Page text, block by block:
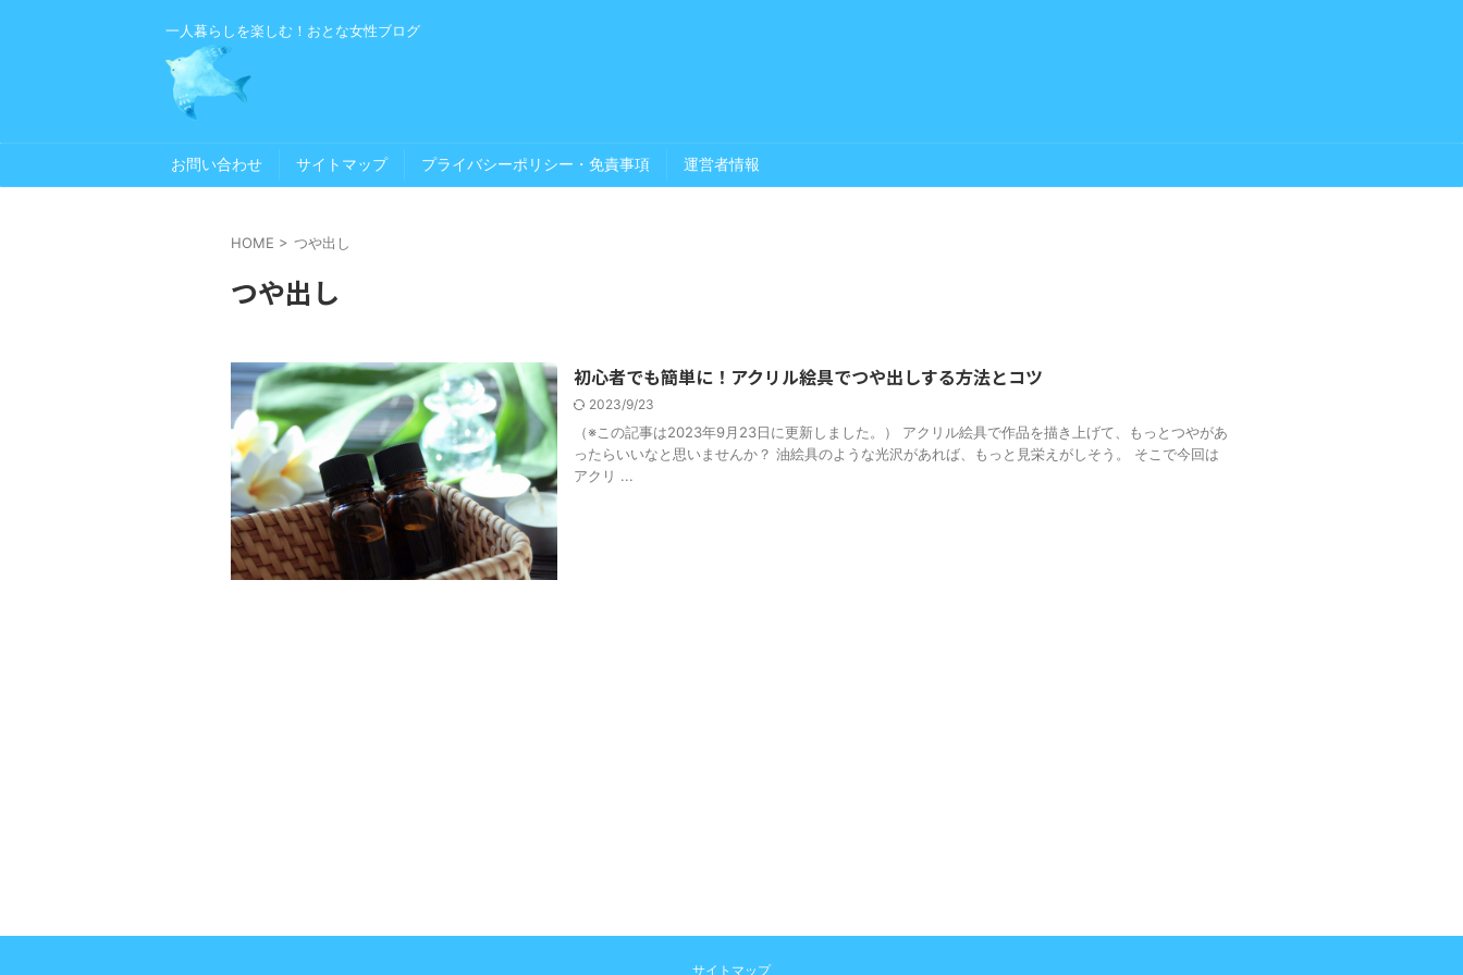
一人暮らしを楽しむ！おとな女性ブログ
お問い合わせ サイトマップ プライバシーポリシー・免責事項 運営者情報
HOME > つや出し
つや出し
初心者でも簡単に！アクリル絵具でつや出しする方法とコツ
2023/9/23
（※この記事は2023年9月23日に更新しました。） アクリル絵具で作品を描き上げて、もっとつやがあ
ったらいいなと思いませんか？ 油絵具のような光沢があれば、もっと見栄えがしそう。 そこで今回は
アクリ ...
サイトマップ